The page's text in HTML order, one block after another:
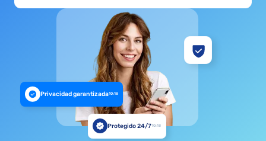
Privacidad garantizada10:18
Protegido 24/710:18